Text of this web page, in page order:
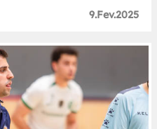
9.Fev.2025